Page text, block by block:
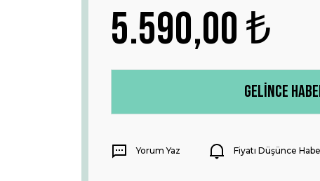
5.590,00 ₺
Gelince
Yorum Yaz Fiyatı Düşünce